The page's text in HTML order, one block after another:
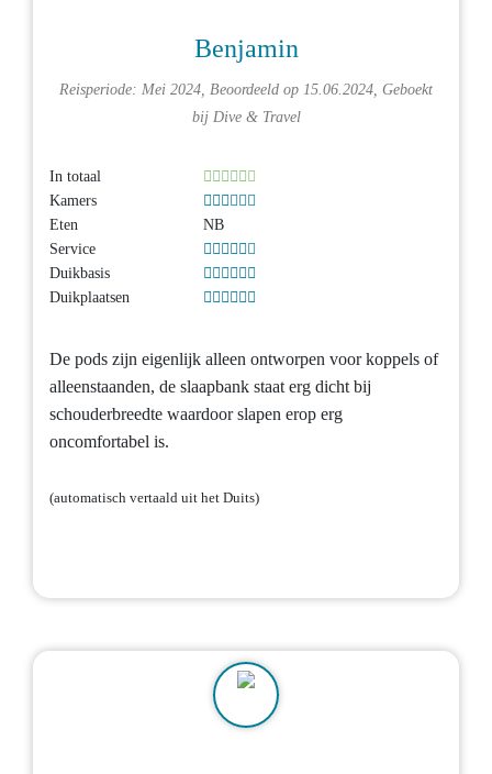
Benjamin
Reisperiode: Mei 2024, Beoordeeld op 15.06.2024, Geboekt
bij Dive & Travel
In totaal
Kamers
Eten
NB
Service
Duikbasis
Duikplaatsen
De pods zijn eigenlijk alleen ontworpen voor koppels of
alleenstaanden, de slaapbank staat erg dicht bij
schouderbreedte waardoor slapen erop erg
oncomfortabel is.
(automatisch vertaald uit het Duits)